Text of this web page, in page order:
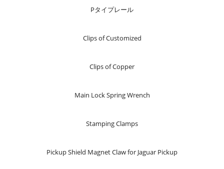
Pタイプレール
Clips of Customized
Clips of Copper
Main Lock Spring Wrench
Stamping Clamps
Pickup Shield Magnet Claw for Jaguar Pickup